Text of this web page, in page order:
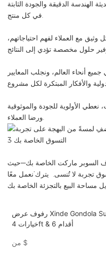
الهندسة الدقيقة والجودة الثابتة
في كل منتج.
مع العملاء لفهم احتياجاتهم،
أنحاء العالم، ونجلب المعايير
نعطي الأولوية للجودة والموثوقية
ورضا العملاء.
السوبر ماركت الخاصة بك—حيث
تجربة لا تُنسى. يترك’نعمل معًا
رفوف عرض Xinde Gondola Supermarket -
خيارات 4ft & 6 أقدام
$